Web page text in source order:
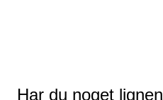
Har du noget